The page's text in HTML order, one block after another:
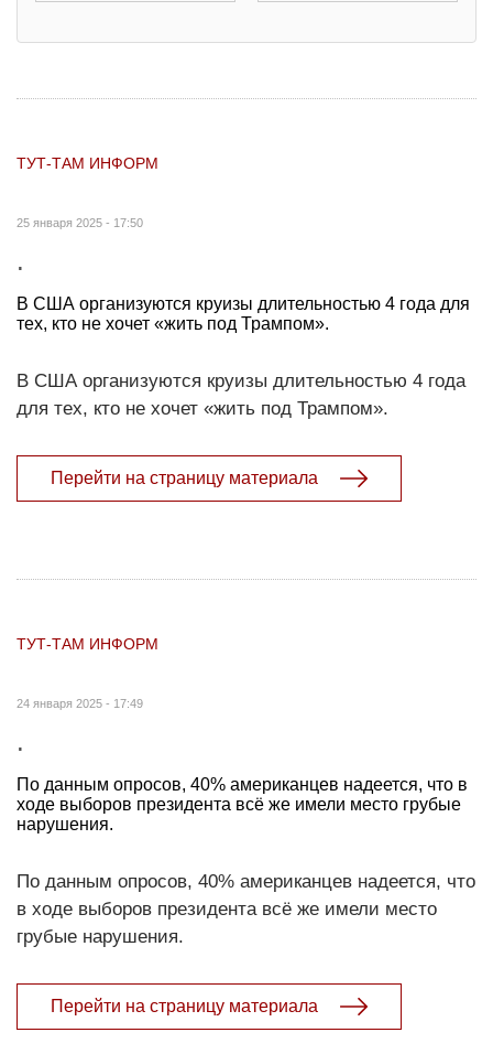
ТУТ-ТАМ ИНФОРМ
25 января 2025 - 17:50
.
В США организуются круизы длительностью 4 года для
тех, кто не хочет «жить под Трампом».
В США организуются круизы длительностью 4 года
для тех, кто не хочет «жить под Трампом».
Перейти на страницу материала
ТУТ-ТАМ ИНФОРМ
24 января 2025 - 17:49
.
По данным опросов, 40% американцев надеется, что в
ходе выборов президента всё же имели место грубые
нарушения.
По данным опросов, 40% американцев надеется, что
в ходе выборов президента всё же имели место
грубые нарушения.
Перейти на страницу материала